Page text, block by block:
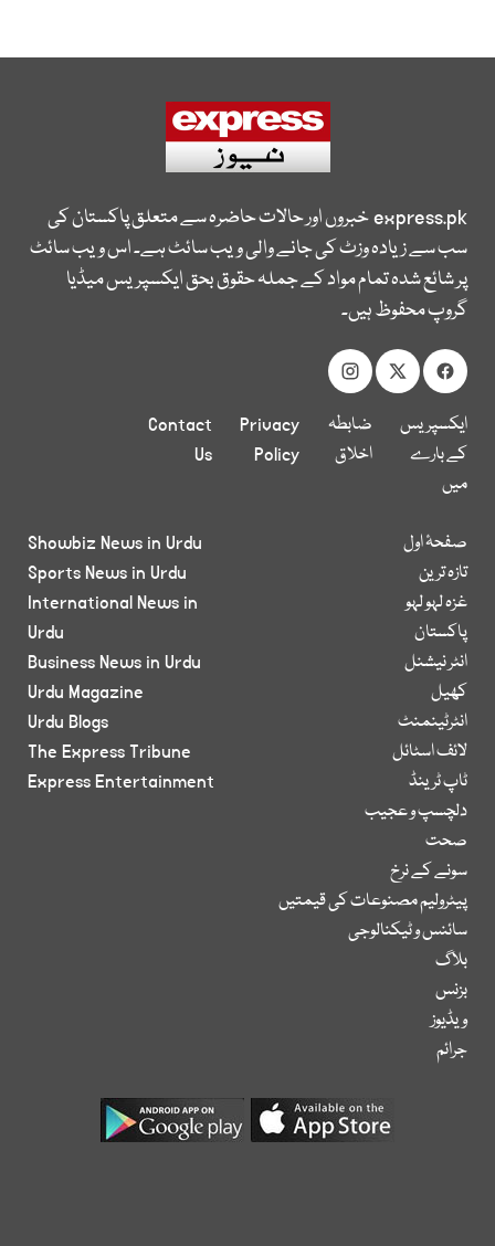
express.pkخبروں اور حالات حاضرہ سے متعلق پاکستان کی
سب سے زیادہ وزٹ کی جانے والی ویب سائٹ ہے۔ اس ویب سائٹ
پر شائع شدہ تمام مواد کے جملہ حقوق بحق ایکسپریس میڈیا
گروپ محفوظ ہیں۔
ایکسپریس
کے بارے
میں
ضابطہ
اخلاق
Privacy
Policy
Contact
Us
صفحۂ اول
تازہ ترین
غزہ لہو لہو
پاکستان
انٹر نیشنل
کھیل
انٹرٹینمنٹ
لائف اسٹائل
ٹاپ ٹرینڈ
دلچسپ و عجیب
صحت
سونے کے نرخ
پیٹرولیم مصنوعات کی قیمتیں
سائنس و ٹیکنالوجی
بلاگ
بزنس
ویڈیوز
جرائم
Showbiz News in Urdu
Sports News in Urdu
International News in
Urdu
Business News in Urdu
Urdu Magazine
Urdu Blogs
The Express Tribune
Express Entertainment